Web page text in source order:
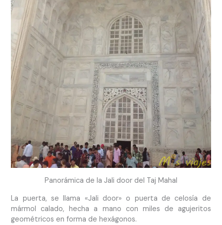
Panorámica de la Jali door del Taj Mahal
La puerta, se llama «Jali door» o puerta de celosía de
mármol calado, hecha a mano con miles de agujeritos
geométricos en forma de hexágonos.